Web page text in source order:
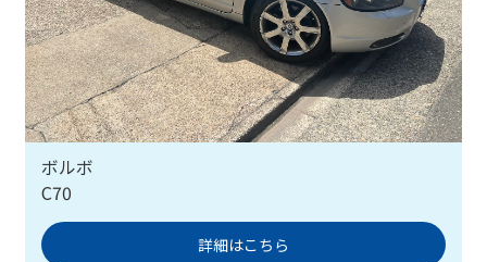
ボルボ
C70
詳細はこちら